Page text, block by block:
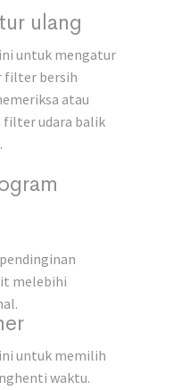
ulang
untuk mengatur
filter bersih
atau
filter udara balik
melebihi
untuk memilih
waktu.